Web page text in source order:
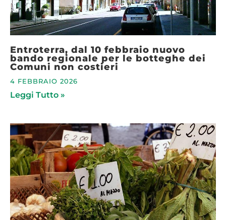
Entroterra, dal 10 febbraio nuovo
bando regionale per le botteghe dei
Comuni non costieri
4 FEBBRAIO 2026
Leggi Tutto »